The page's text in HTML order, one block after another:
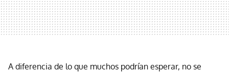
A diferencia de lo que muchos podrían esperar, no se